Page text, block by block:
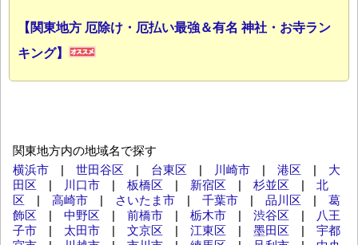
【関東地方 厄除け・厄払い最強＆有名 神社・お寺ラン
キング】
関東地方内の地域名で探す
横浜市 | 世田谷区 | 台東区 | 川崎市 | 港区 | 大
田区 | 川口市 | 板橋区 | 新宿区 | 杉並区 | 北
区 | 高崎市 | さいたま市 | 千葉市 | 品川区 | 葛
飾区 | 中野区 | 前橋市 | 栃木市 | 渋谷区 |
八王
子市 | 太田市 | 文京区 | 江東区 | 墨田区 | 宇都